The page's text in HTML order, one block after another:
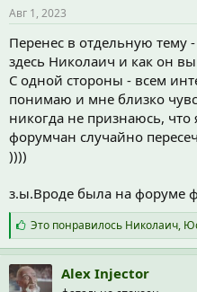
Авг 1, 2023
Перенес в отдельную тему
здесь Николаич и как он
С одной стороны - всем
понимаю и мне близко
никогда не признаюсь, что
форумчан случайно
))))
з.ы.Вроде была на форуме
С
и
м
п
а
Это понравилось Николаич,
Alex Injector